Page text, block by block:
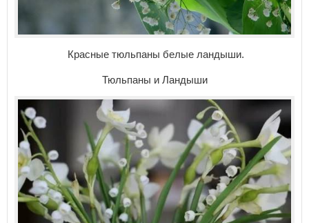
Красные тюльпаны белые ландыши.
Тюльпаны и Ландыши